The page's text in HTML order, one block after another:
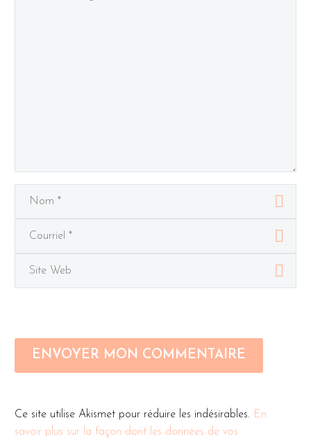
ENVOYER MON COMMENTAIRE
Ce site utilise Akismet pour réduire les indésirables. En
savoir plus sur la façon dont les données de vos